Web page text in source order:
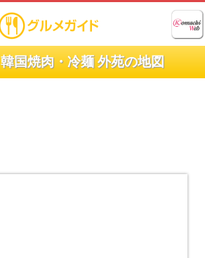
韓国焼肉・冷麺 外苑の地図